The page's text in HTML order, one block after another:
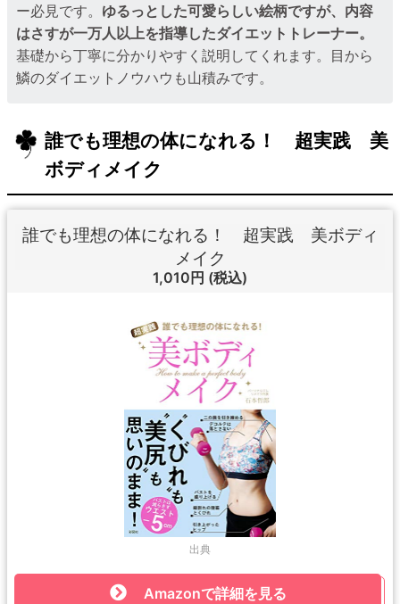
ー必見です。 ゆるっとした可愛らしい絵柄ですが、内容
はさすが一万人以上を指導したダイエットトレーナー。
基礎から丁寧に分かりやすく説明してくれます。目から
鱗のダイエットノウハウも山積みです。
誰でも理想の体になれる！ 超実践 美
ボディメイク
誰でも理想の体になれる！ 超実践 美ボディ
メイク
1,010円 (税込)
出典
Amazonで詳細を見る